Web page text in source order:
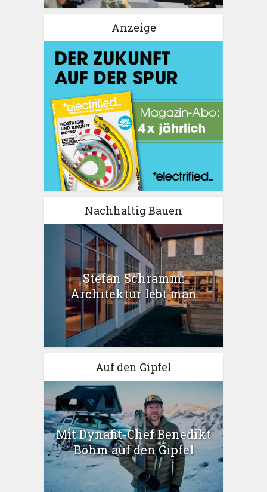
Anzeige
Nachhaltig Bauen
Stefan Schramm:
Architektur lebt man
Auf den Gipfel
Mit Dynafit-Chef Benedikt
Böhm auf den Gipfel